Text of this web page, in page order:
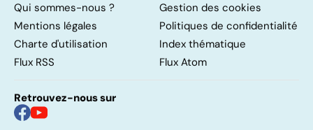
Qui sommes-nous ?
Gestion des cookies
Mentions légales
Politiques de confidentialité
Charte d'utilisation
Index thématique
Flux RSS
Flux Atom
Retrouvez-nous sur